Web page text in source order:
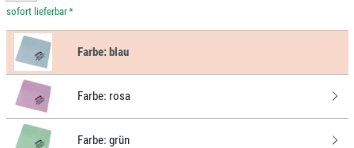
*
Farbe:blau
Farbe: rosa
Farbe: grün